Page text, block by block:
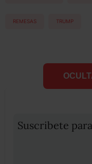
REMESAS TRUMP
Suscribete